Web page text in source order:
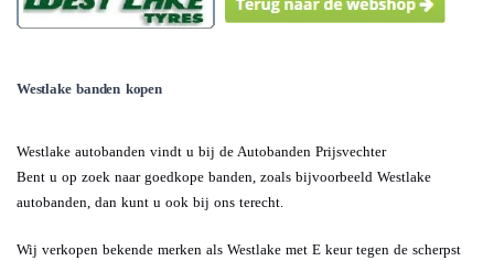
Westlake banden kopen
Westlake autobanden vindt u bij de Autobanden Prijsvechter
Bent u op zoek naar goedkope banden, zoals bijvoorbeeld Westlake
autobanden, dan kunt u ook bij ons terecht.
Wij verkopen bekende merken als Westlake met E keur tegen de scherpst